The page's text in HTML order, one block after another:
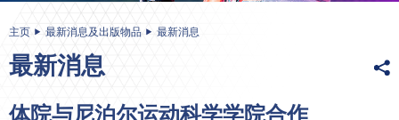
主页 最新消息及出版物品 最新消息
最新消息
体院与尼泊尔运动科学学院合作